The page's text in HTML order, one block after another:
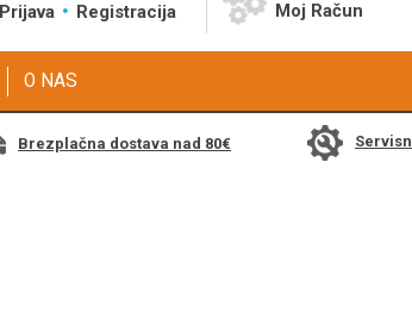
Prijava Registracija Moj Račun
O NAS
Brezplačna dostava nad 80€